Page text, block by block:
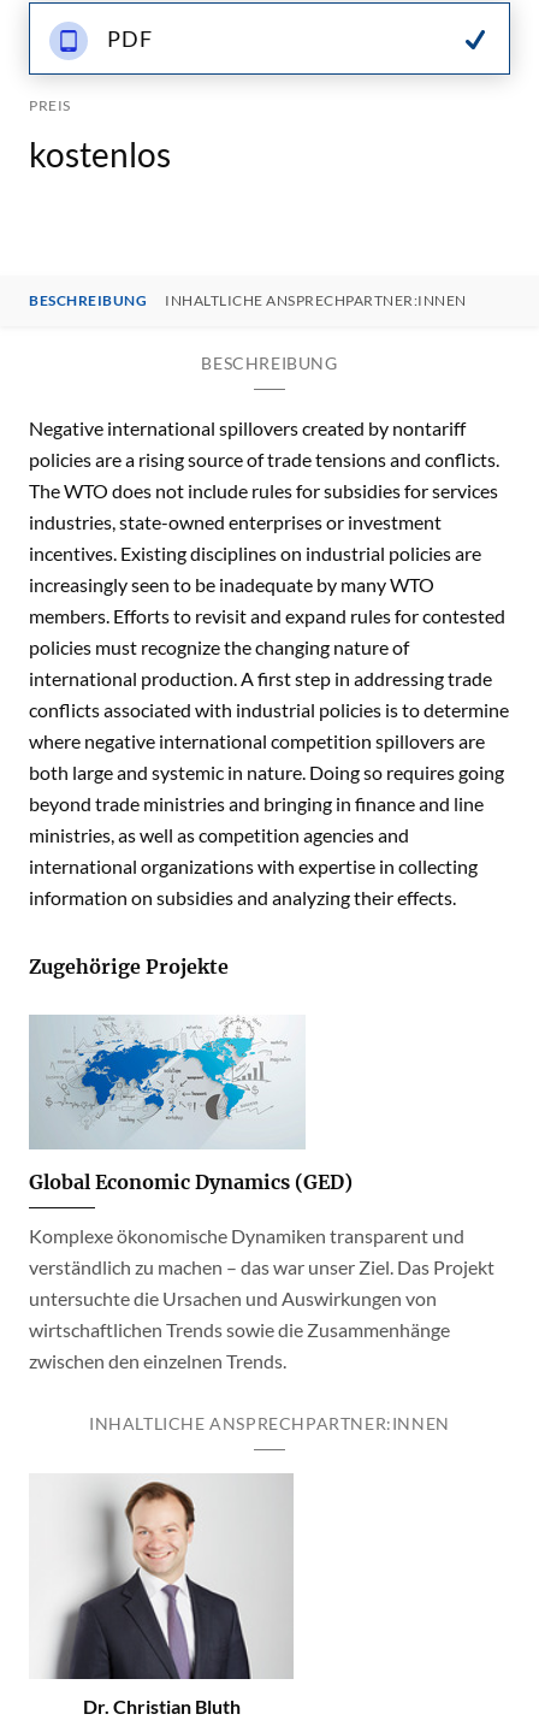
PDF
PREIS
kostenlos
BESCHREIBUNG INHALTLICHE ANSPRECHPARTNER:INNEN
BESCHREIBUNG
Negative international spillovers created by nontariff
policies are a rising source of trade tensions and conflicts.
The WTO does not include rules for subsidies for services
industries, state-owned enterprises or investment
incentives. Existing disciplines on industrial policies are
increasingly seen to be inadequate by many WTO
members. Efforts to revisit and expand rules for contested
policies must recognize the changing nature of
international production. A first step in addressing trade
conflicts associated with industrial policies is to determine
where negative international competition spillovers are
both large and systemic in nature. Doing so requires going
beyond trade ministries and bringing in finance and line
ministries, as well as competition agencies and
international organizations with expertise in collecting
information on subsidies and analyzing their effects.
Zugehörige Projekte
Global Economic Dynamics (GED)
Komplexe ökonomische Dynamiken transparent und
verständlich zu machen – das war unser Ziel. Das Projekt
untersuchte die Ursachen und Auswirkungen von
wirtschaftlichen Trends sowie die Zusammenhänge
zwischen den einzelnen Trends.
INHALTLICHE ANSPRECHPARTNER:INNEN
Dr. Christian Bluth